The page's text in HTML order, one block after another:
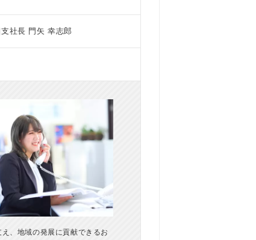
社長 門矢 幸志郎
え、地域の発展に貢献できるお